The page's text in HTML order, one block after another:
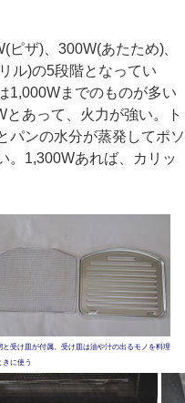
ザ)、300W(あたため)、
ル)の5段階となってい
1,000Wまでのものが多い
あって、火力が強い。ト
パンの水分が蒸発してポソ
。1,300Wあれば、カリッ
と受け皿が付属。受け皿は油や汁の出るモノを料理
きに使う